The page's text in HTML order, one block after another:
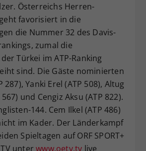
Österreichs Herren-
favorisiert in die
die Nummer 32 des Davis-
zumal die
Türkei im ATP-Ranking
sind. Die Gäste nominierten
287), Yanki Erel (ATP 508), Altug
und Cengiz Aksu (ATP 822).
144. Cem Ilkel (ATP 486)
im Kader. Der Länderkampf
Spieltagen auf ORF SPORT+
TV unterwww.oetv.tv live